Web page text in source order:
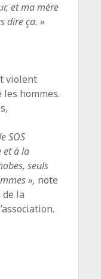
et ma mère
dire ça. »
violent
hommes.
SOS
et à la
seuls
», note
la